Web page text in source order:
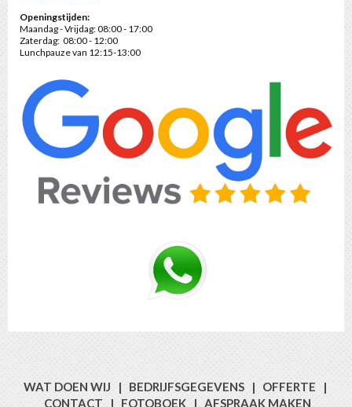
Openingstijden:
Maandag - Vrijdag: 08:00 - 17:00
Zaterdag: 08:00 - 12:00
Lunchpauze van 12:15-13:00
WAT DOEN WIJ | BEDRIJFSGEGEVENS| OFFERTE |
CONTACT | FOTOBOEK| AFSPRAAK MAKEN